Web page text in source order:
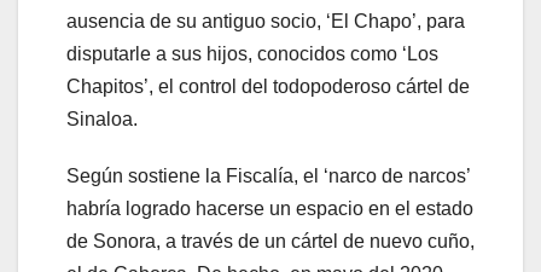
ausencia de su antiguo socio, ‘El Chapo’, para
disputarle a sus hijos, conocidos como ‘Los
Chapitos’, el control del todopoderoso cártel de
Sinaloa.
Según sostiene la Fiscalía, el ‘narco de narcos’
habría logrado hacerse un espacio en el estado
de Sonora, a través de un cártel de nuevo cuño,